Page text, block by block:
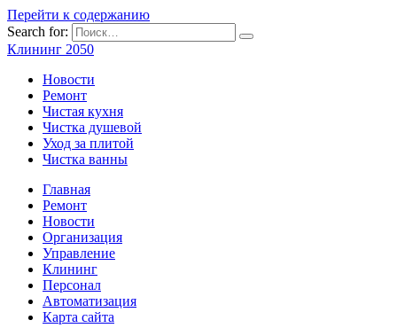
Перейти к содержанию
Search for:
Клининг 2050
Новости
Ремонт
Чистая кухня
Чистка душевой
Уход за плитой
Чистка ванны
Главная
Ремонт
Новости
Организация
Управление
Клининг
Персонал
Автоматизация
Карта сайта